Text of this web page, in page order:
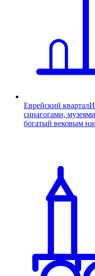
Еврейский квартал
синагогами,
богатый вековым